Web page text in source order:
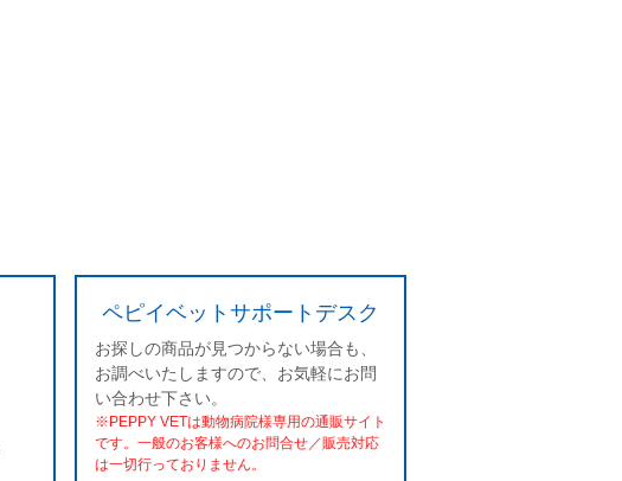
ペピイベットサポートデスク
お探しの商品が見つからない場合も、
お調べいたしますので、お気軽にお問
い合わせ下さい。
※PEPPY VETは動物病院様専用の通販サイト
です。一般のお客様へのお問合せ／販売対応
は一切行っておりません。